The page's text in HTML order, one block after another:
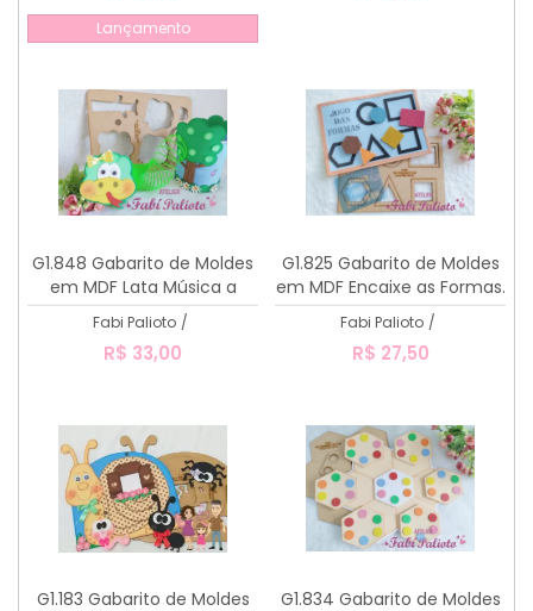
Lançamento
G1.848 Gabarito de Moldes
em MDF Lata Música a
Cobra não tem pé
Fabi Palioto /
R$ 33,00
G1.825 Gabarito de Moldes
em MDF Encaixe as Formas.
Fabi Palioto /
R$ 27,50
G1.183 Gabarito de Moldes G1.834 Gabarito de Moldes